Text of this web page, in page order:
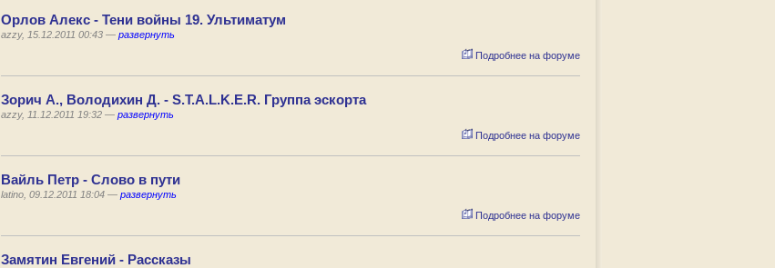
Орлов Алекс - Тени войны 19. Ультиматум
azzy, 15.12.2011 00:43 — развернуть
Подробнее на форуме
Зорич А., Володихин Д. - S.T.A.L.K.E.R. Группа эскорта
azzy, 11.12.2011 19:32 — развернуть
Подробнее на форуме
Вайль Петр - Слово в пути
latino, 09.12.2011 18:04 — развернуть
Подробнее на форуме
Замятин Евгений - Рассказы